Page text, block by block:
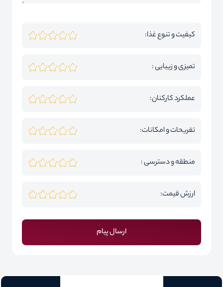
کیفیت و تنوع غذا:
تمیزی و زیبایی :
عملکرد کارکنان:
تفریحات و امکانات:
منطقه و دسترسی :
ارزش قیمت:
ارسال پیام